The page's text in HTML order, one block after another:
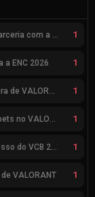
Saiba por que o Fluxo W7M não avançou na parceria com a Riot 1
a ENC 2026 1
aspas diz estar “pronto” para seleção brasileira de VALORANT 1
Usuário explica como funciona esquema de bets no VALORANT 1
Team Liquid e MIBR GC jogarão a Fase de Acesso do VCB 2026 1
VALORANT 1